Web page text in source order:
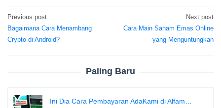
Post
navigation
Previous post
Bagaimana Cara Menambang
Crypto di Android?
Next post
Cara Main Saham Emas Online
yang Menguntungkan
Paling Baru
Ini Dia Cara Pembayaran AdaKami di Alfam…